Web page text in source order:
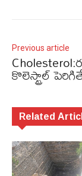
Previous article
కొలెస్ట్రాల్
Related